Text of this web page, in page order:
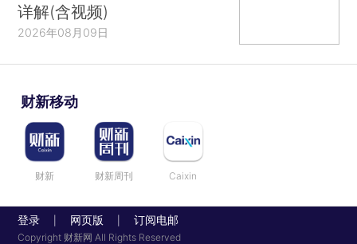
详解(含视频)
2026年08月09日
财新移动
财新 财新周刊 Caixin
登录 网页版 订阅电邮
Copyright 财新网 All Rights Reserved